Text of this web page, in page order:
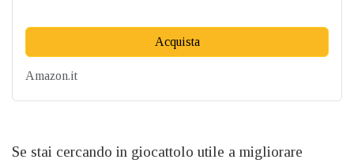
Acquista
Amazon.it
Se stai cercando in giocattolo utile a migliorare